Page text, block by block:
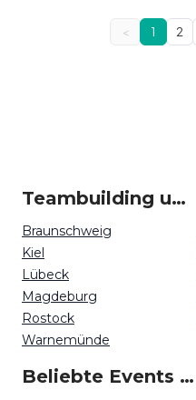
< 1 2
Teambuilding um Schwerin
Braunschweig
Kiel
Lübeck
Magdeburg
Rostock
Warnemünde
Beliebte Events in Schwerin